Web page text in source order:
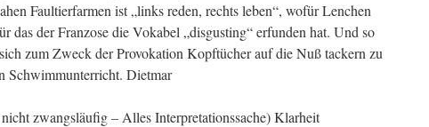
Faultierfarmen ist „links reden, rechts leben“, wofür Lenchen
das der Franzose die Vokabel „disgusting“ erfunden hat. Und so
zum Zweck der Provokation Kopftücher auf die Nuß tackern zu
Schwimmunterricht. Dietmar
zwangsläufig – Alles Interpretationssache) Klarheit